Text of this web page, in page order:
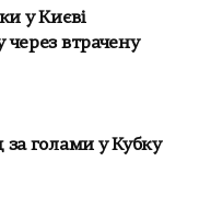
у Києві
втрачену
за голами у Кубку